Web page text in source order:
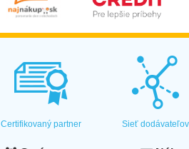
Certifikovaný partner Sieť dodávateľov